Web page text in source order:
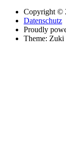
Copyright ©
Datenschutz
Proudly
Theme: Zuki